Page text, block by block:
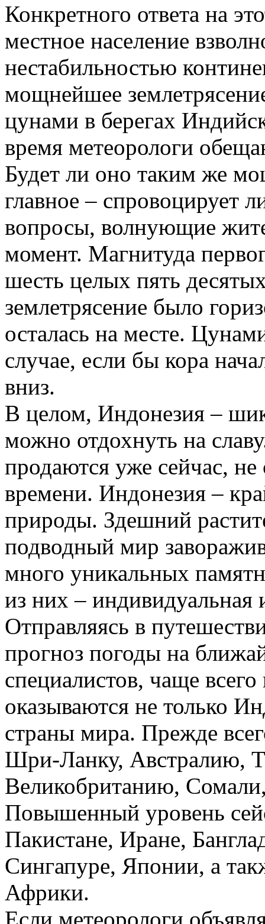
Конкретного ответа на
местное население
нестабильностью
мощнейшее
цунами в берегах
время метеорологи
Будет ли оно таким же
главное – спровоцирует
вопросы, волнующие
момент. Магнитуда
шесть целых пять
землетрясение было
осталась на месте.
случае, если бы кора
вниз.
В целом, Индонезия –
можно отдохнуть на
продаются уже сейчас,
времени. Индонезия –
природы. Здешний
подводный мир
много уникальных
из них – индивидуальная
Отправляясь в
прогноз погоды на
специалистов, чаще
оказываются не только
страны мира. Прежде
Шри-Ланку, Австралию,
Великобританию,
Повышенный уровень
Пакистане, Иране,
Сингапуре, Японии, а
Африки.
Если метеорологи